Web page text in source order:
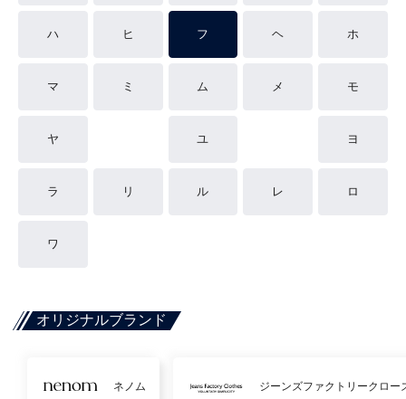
ハ ヒ フ ヘ ホ
マ ミ ム メ モ
ヤ ユ ヨ
ラ リ ル レ ロ
ワ
オリジナルブランド
ネノム ジーンズファクトリークロー